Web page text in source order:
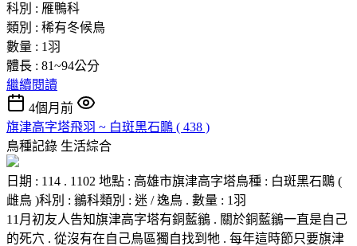
科別 : 雁鴨科
類別 : 稀有冬候鳥
數量 : 1羽
體長 : 81~94公分
繼續閱讀
4個月前
旗津高字塔飛羽 ~ 白斑黑石䳭 ( 438 )
鳥種記錄 生活綜合
日期 : 114 . 1102 地點 : 高雄市旗津高字塔鳥種 : 白斑黑石䳭 (
雌鳥 )科別 : 鶲科類別 : 迷 / 逸鳥 . 數量 : 1羽
11月初友人告知旗津高字塔有銅藍鶲 . 關於銅藍鶲一直是自己
的死穴 . 從沒有在自己鳥區獨自找到牠 . 每年這時節只要旗津